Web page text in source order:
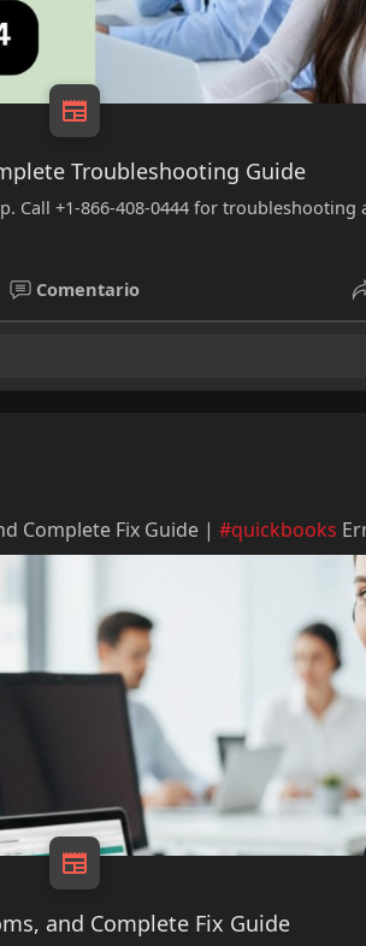
Troubleshooting Guide
Call +1-866-408-0444 for
Comentario
Complete Fix Guide | #quickbooks
and Complete Fix Guide